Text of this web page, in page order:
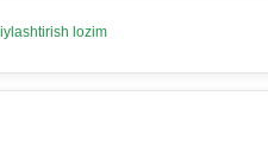
lozim